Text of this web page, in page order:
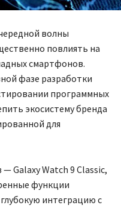
волны
повлиять на
смартфонов.
фазе разработки
программных
экосистему бренда
для
Galaxy Watch 9 Classic,
функции
интеграцию с